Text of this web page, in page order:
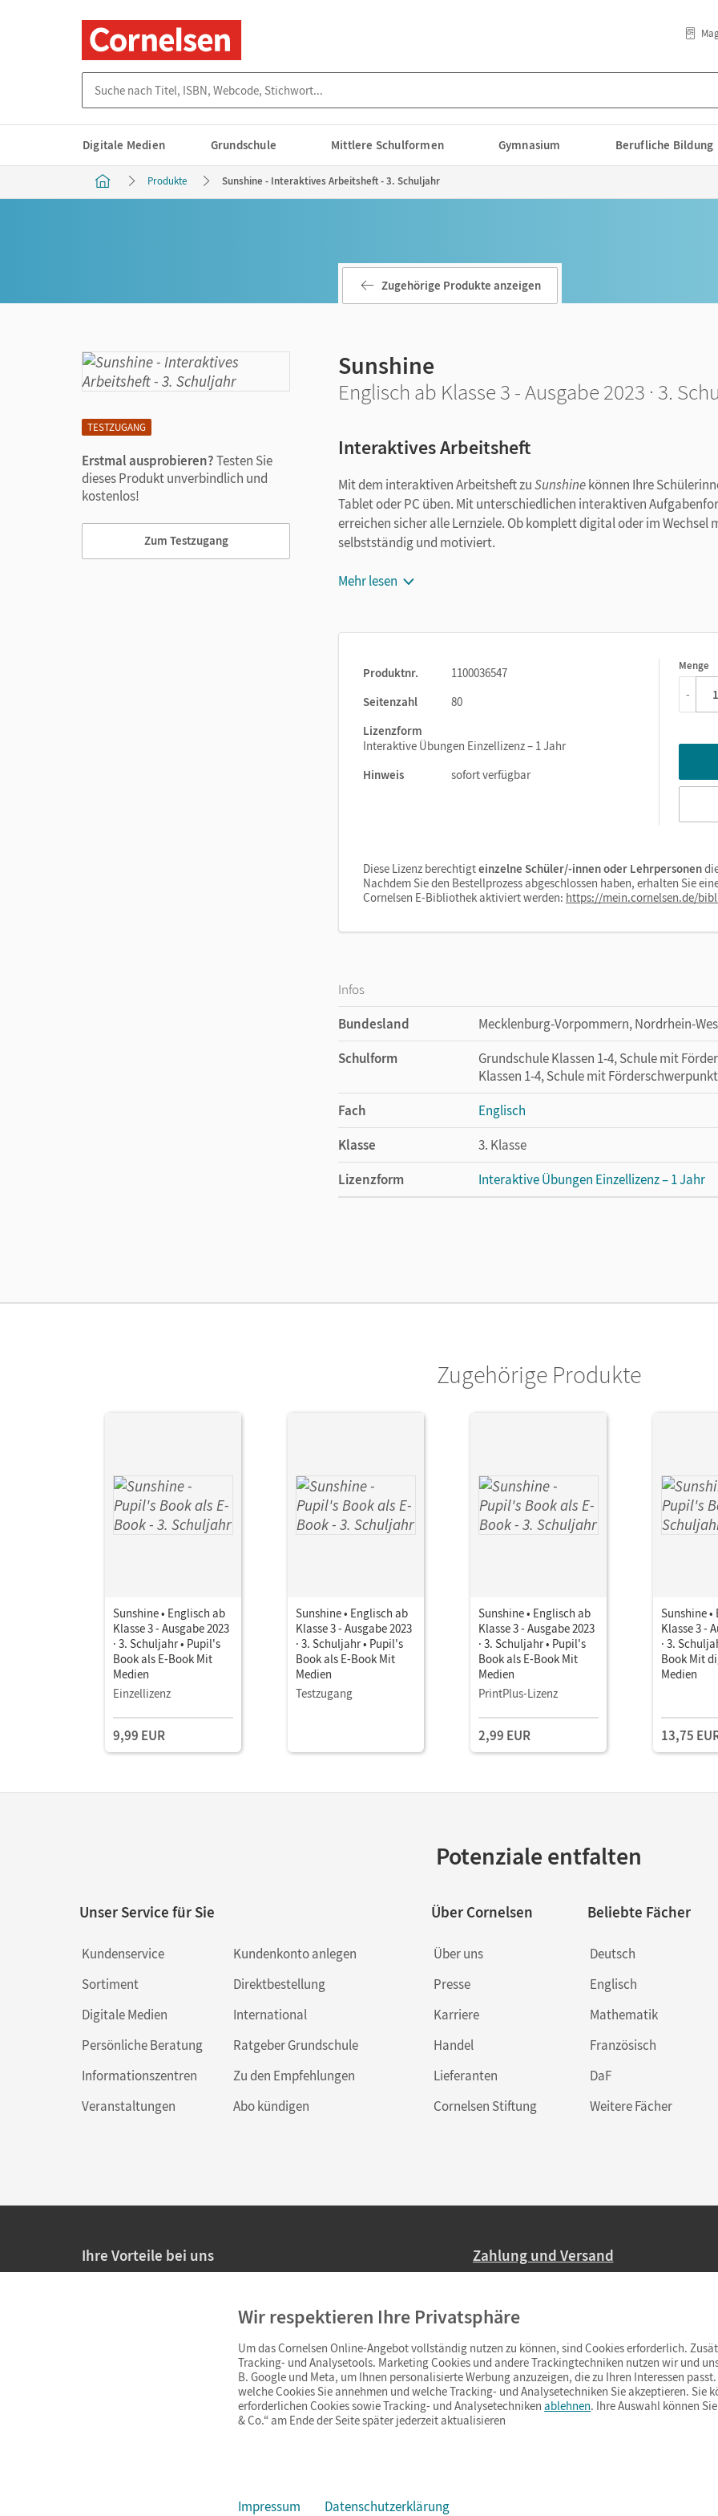
Digitale Medien Grundschule Mittlere Schulformen Gymnasium Berufliche Bildung
Produkte Sunshine - Interaktives Arbeitsheft - 3. Schuljahr
TESTZUGANG
Erstmal ausprobieren?Testen Sie
dieses Produkt unverbindlich und
kostenlos!
Zum Testzugang
Zugehörige Produkte anzeigen
Sunshine
Englisch ab Klasse 3 - Ausgabe 2023 · 3.
Interaktives Arbeitsheft
Mit dem interaktiven Arbeitsheft zuSunshinekönnen Ihre
Tablet oder PC üben. Mit unterschiedlichen interaktiven
erreichen sicher alle Lernziele. Ob komplett digital oder im
selbstständig und motiviert.
Das bieten die interaktiven Arbeitshefte für die Grundschule:
Lerninhalte sind zuverlässig abgedeckt.
In der intuitiv aufgebauten
Fördert eigenständiges Lernen:
Nach der Bearbeitung
zu prüfen.
zusätzlich.
in der Schule, zu Hause
Mehr lesen
Produktnr.
1100036547
Seitenzahl
80
Lizenzform
Interaktive Übungen Einzellizenz – 1 Jahr
Hinweis
sofort verfügbar
Menge
1
-
Diese Lizenz berechtigteinzelne Schüler/-innen oder Lehrpersonen
Nachdem Sie den Bestellprozess abgeschlossen haben, erhalten Sie
Cornelsen E-Bibliothek aktiviert werden: https://mein.cornelsen.de/
Infos
Bundesland
Mecklenburg-Vorpommern, Nordrhein-
Schulform
Grundschule Klassen 1-4, Schule mit
Klassen 1-4, Schule mit
Fach
Englisch
Klasse
3. Klasse
Lizenzform
Interaktive Übungen Einzellizenz – 1 Jahr
Zugehörige Produkte
Sunshine • Englisch ab
Klasse 3 - Ausgabe 2023
· 3. Schuljahr • Pupil's
Book als E-Book Mit
Medien
Einzellizenz
9,99 EUR
Sunshine • Englisch ab
Klasse 3 - Ausgabe 2023
· 3. Schuljahr • Pupil's
Book als E-Book Mit
Medien
Testzugang
Sunshine • Englisch ab
Klasse 3 - Ausgabe 2023
· 3. Schuljahr • Pupil's
Book als E-Book Mit
Medien
PrintPlus-Lizenz
2,99 EUR
Sunshine
Klasse 3 -
· 3.
Book Mit
Medien
13,75
Potenziale entfalten
Unser Service für Sie
Kundenservice
Sortiment
Digitale Medien
Persönliche Beratung
Informationszentren
Veranstaltungen
Kundenkonto anlegen
Direktbestellung
International
Ratgeber Grundschule
Zu den Empfehlungen
Abo kündigen
Über Cornelsen
Über uns
Presse
Karriere
Handel
Lieferanten
Cornelsen Stiftung
Beliebte Fächer
Deutsch
Englisch
Mathematik
Französisch
DaF
Weitere Fächer
Ihre Vorteile bei uns
Persönliche Angebote für Lehrkräfte
Sicheres Einkaufen mit SSL-Verschlüsselung
Widerrufsfristvon 4 Wochen
Schnelle und einfache Retourenabwicklung
Zahlung und Versand
Ab 59,– EUR Bestellwert liefern wir
(Lieferung in 3–6 Tagen).
Barrierefreiheit Cookies & Co.
Wir respektieren Ihre Privatsphäre
Um das Cornelsen Online-Angebot vollständig nutzen zu können, sind Cookies erforderlich.
Tracking- und Analysetools. Marketing Cookies und andere Trackingtechniken nutzen wir und
B. Google und Meta, um Ihnen personalisierte Werbung anzuzeigen, die zu Ihren Interessen
welche Cookies Sie annehmen und welche Tracking- und Analysetechniken Sie akzeptieren. Sie
erforderlichen Cookies sowie Tracking- und Analysetechniken ablehnen. Ihre Auswahl können
& Co.“ am Ende der Seite später jederzeit aktualisieren
Impressum Datenschutzerklärung